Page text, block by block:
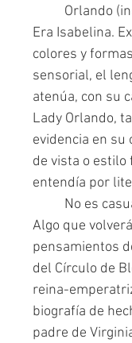
Era Isabelina.
colores y
sensorial, el
atenúa, con su
Lady Orlando,
evidencia en
de vista o estilo
entendía por
Algo que
pensamientos
del Círculo de
reina-
biografía de
padre de